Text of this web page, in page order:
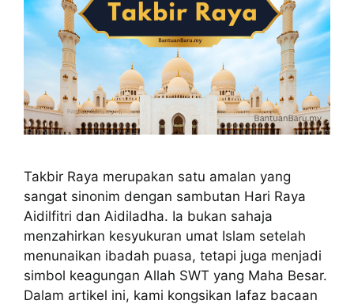
Takbir Raya merupakan satu amalan yang
sangat sinonim dengan sambutan Hari Raya
Aidilfitri dan Aidiladha. Ia bukan sahaja
menzahirkan kesyukuran umat Islam setelah
menunaikan ibadah puasa, tetapi juga menjadi
simbol keagungan Allah SWT yang Maha Besar.
Dalam artikel ini, kami kongsikan lafaz bacaan